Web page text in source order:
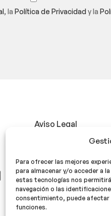
Para ofrecer las mejores
para almacenar y/o acceder a
estas tecnologías nos
navegación o las
consentimiento, puede
funciones.
, laPolítica de Privacidady la
Aviso Legal
Política de
Política de cookies